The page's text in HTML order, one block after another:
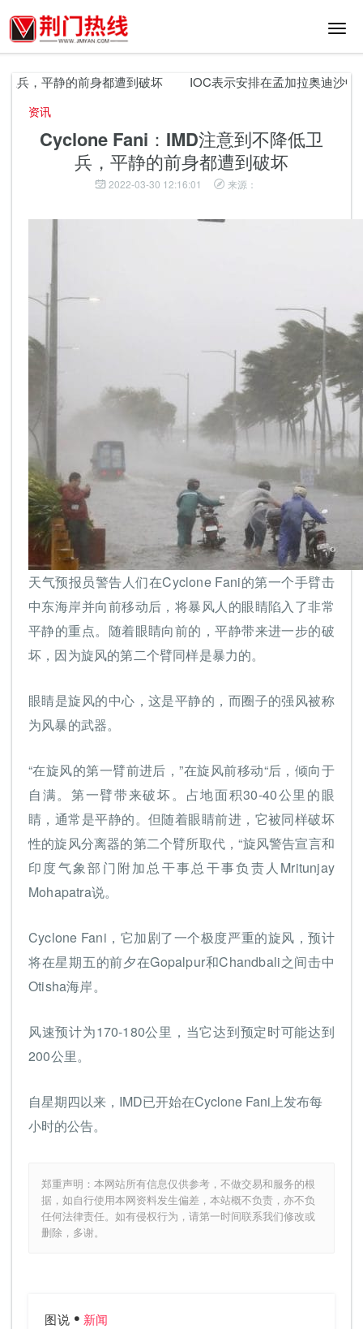
切
航
，平静的前身都遭到破坏 IOC表示安排在孟加拉奥迪沙中的
资讯
Cyclone Fani：IMD注意到不降低卫
兵，平静的前身都遭到破坏
2022-03-30 12:16:01 来源：
天气预报员警告人们在Cyclone Fani的第一个手臂击
中东海岸并向前移动后，将暴风人的眼睛陷入了非常
平静的重点。随着眼睛向前的，平静带来进一步的破
坏，因为旋风的第二个臂同样是暴力的。
眼睛是旋风的中心，这是平静的，而圈子的强风被称
为风暴的武器。
“在旋风的第一臂前进后，”在旋风前移动“后，倾向于
自满。第一臂带来破坏。占地面积30-40公里的眼
睛，通常是平静的。但随着眼睛前进，它被同样破坏
性的旋风分离器的第二个臂所取代，“旋风警告宣言和
印度气象部门附加总干事总干事负责人Mritunjay
Mohapatra说。
Cyclone Fani，它加剧了一个极度严重的旋风，预计
将在星期五的前夕在Gopalpur和Chandbali之间击中
Otisha海岸。
风速预计为170-180公里，当它达到预定时可能达到
200公里。
自星期四以来，IMD已开始在Cyclone Fani上发布每
小时的公告。
郑重声明：本网站所有信息仅供参考，不做交易和服务的根
据，如自行使用本网资料发生偏差，本站概不负责，亦不负
任何法律责任。如有侵权行为，请第一时间联系我们修改或
删除，多谢。
图说 新闻